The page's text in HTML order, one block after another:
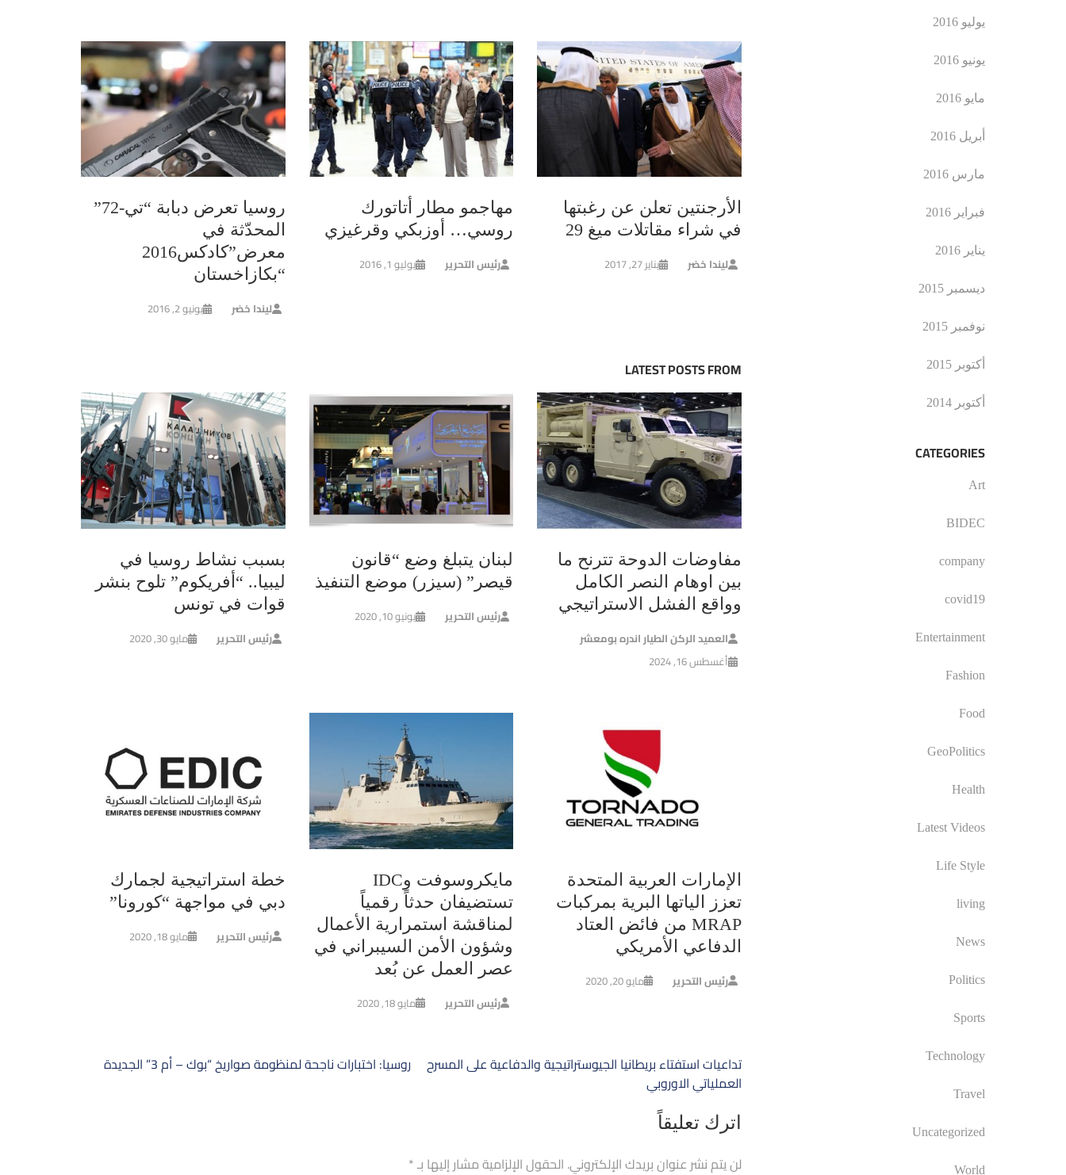
الأرجنتين تعلن عن رغبتها
في شراء مقاتلات ميغ 29
ليندا خضر يناير 27, 2017
مهاجمو مطار أتاتورك
روسي… أوزبكي وقرغيزي
رئيس التحرير يوليو 1, 2016
روسيا تعرض دبابة “تي-72”
المحدّثة في
معرض”كادكس2016
“بكازاخستان
ليندا خضر يونيو 2, 2016
LATEST POSTS FROM
مفاوضات الدوحة تترنح ما
بين اوهام النصر الكامل
وواقع الفشل الاستراتيجي
العميد الركن الطيار اندره بومعشر
أغسطس 16, 2024
لبنان يتبلغ وضع “قانون
قيصر” (سيزر) موضع التنفيذ
رئيس التحرير يونيو 10, 2020
بسبب نشاط روسيا في
ليبيا.. “أفريكوم” تلوح بنشر
قوات في تونس
رئيس التحرير مايو 30, 2020
الإمارات العربية المتحدة
تعزز الياتها البرية بمركبات
MRAP من فائض العتاد
الدفاعي الأمريكي
رئيس التحرير مايو 20, 2020
مايكروسوفت وIDC
تستضيفان حدثاً رقمياً
لمناقشة استمرارية الأعمال
وشؤون الأمن السيبراني في
عصر العمل عن بُعد
رئيس التحرير مايو 18, 2020
خطة استراتيجية لجمارك
دبي في مواجهة “كورونا”
رئيس التحرير مايو 18, 2020
تصفّح
المقالات روسيا: اختبارات ناجحة لمنظومة صواريخ “بوك – أم 3” الجديدة
تداعيات استفتاء بريطانيا الجيوستراتيجية والدفاعية على المسرح
العملياتي الاوروبي
اترك تعليقاً
لن يتم نشر عنوان بريدك الإلكتروني. الحقول الإلزامية مشار إليها بـ*
يوليو 2016
يونيو 2016
مايو 2016
أبريل 2016
مارس 2016
فبراير 2016
يناير 2016
ديسمبر 2015
نوفمبر 2015
أكتوبر 2015
أكتوبر 2014
CATEGORIES
Art
BIDEC
company
covid19
Entertainment
Fashion
Food
GeoPolitics
Health
Latest Videos
Life Style
living
News
Politics
Sports
Technology
Travel
Uncategorized
World